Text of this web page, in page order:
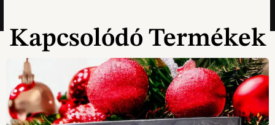
Kapcsolódó Termékek